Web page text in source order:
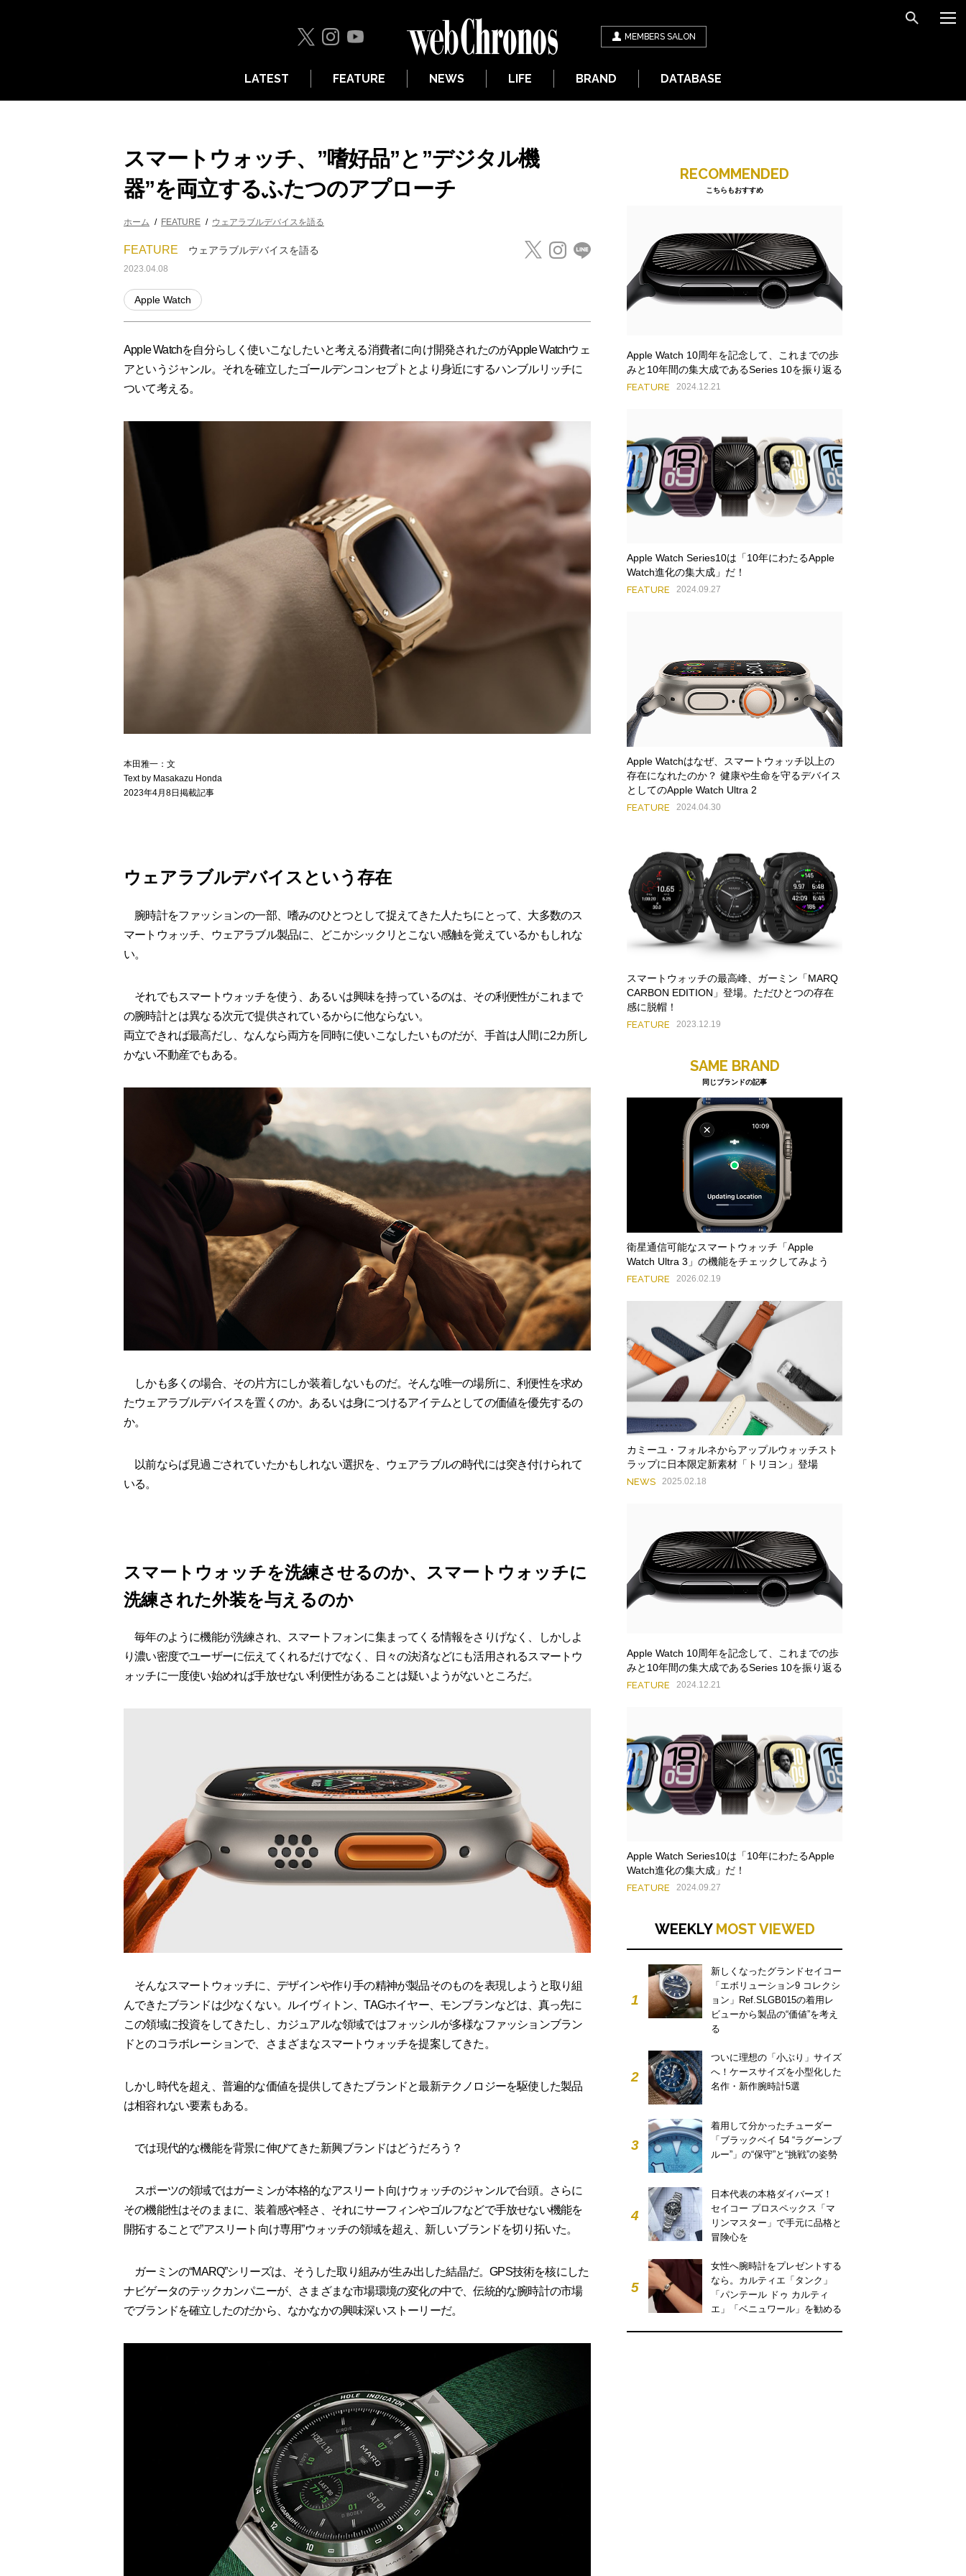
MEMBERS SALON
LATEST FEATURE NEWS LIFE BRAND DATABASE
スマートウォッチ、”嗜好品”と”デジタル機
器”を両立するふたつのアプローチ
ホーム FEATURE ウェアラブルデバイスを語る
FEATURE ウェアラブルデバイスを語る
2023.04.08
Apple Watch
Apple Watchを自分らしく使いこなしたいと考える消費者に向け開発されたのがApple Watchウェ
アというジャンル。それを確立したゴールデンコンセプトとより身近にするハンブルリッチに
ついて考える。
本田雅一：文
Text by Masakazu Honda
2023年4月8日掲載記事
ウェアラブルデバイスという存在
腕時計をファッションの一部、嗜みのひとつとして捉えてきた人たちにとって、大多数のス
マートウォッチ、ウェアラブル製品に、どこかシックリとこない感触を覚えているかもしれな
い。
それでもスマートウォッチを使う、あるいは興味を持っているのは、その利便性がこれまで
の腕時計とは異なる次元で提供されているからに他ならない。
両立できれば最高だし、なんなら両方を同時に使いこなしたいものだが、手首は人間に2カ所し
かない不動産でもある。
しかも多くの場合、その片方にしか装着しないものだ。そんな唯一の場所に、利便性を求め
たウェアラブルデバイスを置くのか。あるいは身につけるアイテムとしての価値を優先するの
か。
以前ならば見過ごされていたかもしれない選択を、ウェアラブルの時代には突き付けられて
いる。
スマートウォッチを洗練させるのか、スマートウォッチに
洗練された外装を与えるのか
毎年のように機能が洗練され、スマートフォンに集まってくる情報をさりげなく、しかしよ
り濃い密度でユーザーに伝えてくれるだけでなく、日々の決済などにも活用されるスマートウ
ォッチに一度使い始めれば手放せない利便性があることは疑いようがないところだ。
そんなスマートウォッチに、デザインや作り手の精神が製品そのものを表現しようと取り組
んできたブランドは少なくない。ルイヴィトン、TAGホイヤー、モンブランなどは、真っ先に
この領域に投資をしてきたし、カジュアルな領域ではフォッシルが多様なファッションブラン
ドとのコラボレーションで、さまざまなスマートウォッチを提案してきた。
しかし時代を超え、普遍的な価値を提供してきたブランドと最新テクノロジーを駆使した製品
は相容れない要素もある。
では現代的な機能を背景に伸びてきた新興ブランドはどうだろう？
スポーツの領域ではガーミンが本格的なアスリート向けウォッチのジャンルで台頭。さらに
その機能性はそのままに、装着感や軽さ、それにサーフィンやゴルフなどで手放せない機能を
開拓することで”アスリート向け専用”ウォッチの領域を超え、新しいブランドを切り拓いた。
ガーミンの“MARQ”シリーズは、そうした取り組みが生み出した結晶だ。GPS技術を核にした
ナビゲータのテックカンパニーが、さまざまな市場環境の変化の中で、伝統的な腕時計の市場
でブランドを確立したのだから、なかなかの興味深いストーリーだ。
RECOMMENDED
こちらもおすすめ
Apple Watch 10周年を記念して、これまでの歩
みと10年間の集大成であるSeries 10を振り返る
FEATURE 2024.12.21
Apple Watch Series10は「10年にわたるApple
Watch進化の集大成」だ！
FEATURE 2024.09.27
Apple Watchはなぜ、スマートウォッチ以上の
存在になれたのか？ 健康や生命を守るデバイス
としてのApple Watch Ultra 2
FEATURE 2024.04.30
スマートウォッチの最高峰、ガーミン「MARQ
CARBON EDITION」登場。ただひとつの存在
感に脱帽！
FEATURE 2023.12.19
SAME BRAND
同じブランドの記事
衛星通信可能なスマートウォッチ「Apple
Watch Ultra 3」の機能をチェックしてみよう
FEATURE 2026.02.19
カミーユ・フォルネからアップルウォッチスト
ラップに日本限定新素材「トリヨン」登場
NEWS 2025.02.18
Apple Watch 10周年を記念して、これまでの歩
みと10年間の集大成であるSeries 10を振り返る
FEATURE 2024.12.21
Apple Watch Series10は「10年にわたるApple
Watch進化の集大成」だ！
FEATURE 2024.09.27
WEEKLY MOST VIEWED
1
新しくなったグランドセイコー
「エボリューション9 コレクシ
ョン」Ref.SLGB015の着用レ
ビューから製品の“価値”を考え
る
2
ついに理想の「小ぶり」サイズ
へ！ケースサイズを小型化した
名作・新作腕時計5選
3
着用して分かったチューダー
「ブラックベイ 54 “ラグーンブ
ルー”」の“保守”と“挑戦”の姿勢
4
日本代表の本格ダイバーズ！
セイコー プロスペックス「マ
リンマスター」で手元に品格と
冒険心を
5
女性へ腕時計をプレゼントする
なら。カルティエ「タンク」
「パンテール ドゥ カルティ
エ」「ベニュワール」を勧める